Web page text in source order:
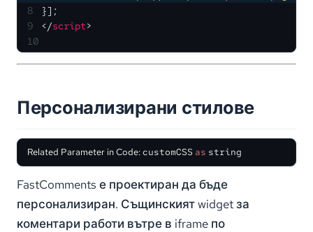
8
}];
9
</script>
10
Персонализирани стилове
Related Parameter in Code:customCSS as string
FastComments е проектиран да бъде
персонализиран. Същинският widget за
коментари работи вътре в iframe по